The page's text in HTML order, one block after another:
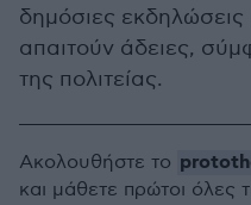
δημόσιες
απαιτούν άδειες,
της πολιτείας.
Ακολουθήστε το
και μάθετε πρώτοι όλες